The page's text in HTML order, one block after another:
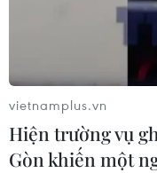
Khánh thành chùa
Đông Bắc Thái Lan,
văn hóa Việt
21/07/2026 22:44
vietnamplus.vn
Hiện trường vụ
Gòn khiến một